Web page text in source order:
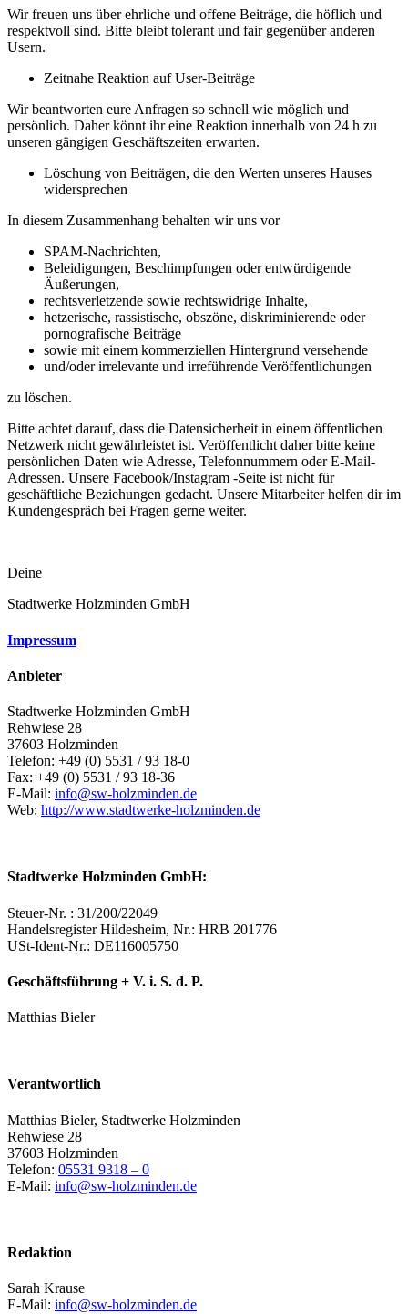
Wir freuen uns über ehrliche und offene Beiträge, die höflich und
respektvoll sind. Bitte bleibt tolerant und fair gegenüber anderen
Usern.
Zeitnahe Reaktion auf User-Beiträge
Wir beantworten eure Anfragen so schnell wie möglich und
persönlich. Daher könnt ihr eine Reaktion innerhalb von 24 h zu
unseren gängigen Geschäftszeiten erwarten.
Löschung von Beiträgen, die den Werten unseres Hauses
widersprechen
In diesem Zusammenhang behalten wir uns vor
SPAM-Nachrichten,
Beleidigungen, Beschimpfungen oder entwürdigende
Äußerungen,
rechtsverletzende sowie rechtswidrige Inhalte,
hetzerische, rassistische, obszöne, diskriminierende oder
pornografische Beiträge
sowie mit einem kommerziellen Hintergrund versehende
und/oder irrelevante und irreführende Veröffentlichungen
zu löschen.
Bitte achtet darauf, dass die Datensicherheit in einem öffentlichen
Netzwerk nicht gewährleistet ist. Veröffentlicht daher bitte keine
persönlichen Daten wie Adresse, Telefonnummern oder E-Mail-
Adressen. Unsere Facebook/Instagram -Seite ist nicht für
geschäftliche Beziehungen gedacht. Unsere Mitarbeiter helfen dir im
Kundengespräch bei Fragen gerne weiter.
Deine
Stadtwerke Holzminden GmbH
Impressum
Anbieter
Stadtwerke Holzminden GmbH
Rehwiese 28
37603 Holzminden
Telefon: +49 (0) 5531 / 93 18-0
Fax: +49 (0) 5531 / 93 18-36
E-Mail: info@sw-holzminden.de
Web: http://www.stadtwerke-holzminden.de
Stadtwerke Holzminden GmbH:
Steuer-Nr. : 31/200/22049
Handelsregister Hildesheim, Nr.: HRB 201776
USt-Ident-Nr.: DE116005750
Geschäftsführung + V. i. S. d. P.
Matthias Bieler
Verantwortlich
Matthias Bieler, Stadtwerke Holzminden
Rehwiese 28
37603 Holzminden
Telefon: 05531 9318 – 0
E-Mail: info@sw-holzminden.de
Redaktion
Sarah Krause
E-Mail: info@sw-holzminden.de